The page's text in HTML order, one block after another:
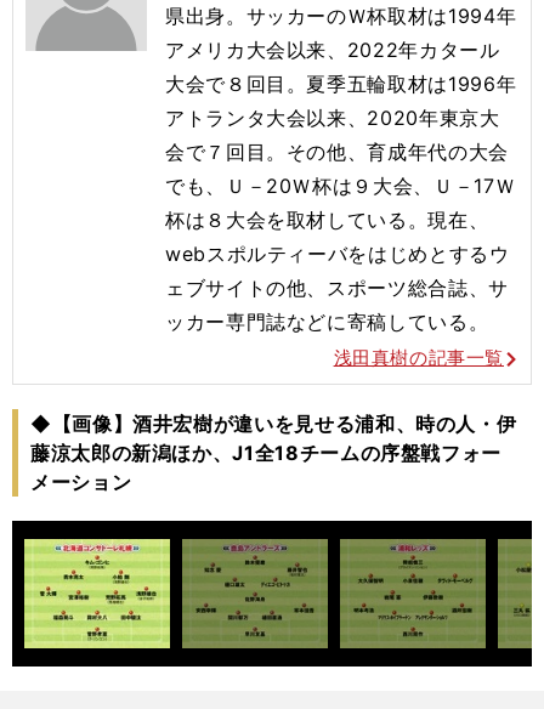
県出身。サッカーのＷ杯取材は1994年
アメリカ大会以来、2022年カタール
大会で８回目。夏季五輪取材は1996年
アトランタ大会以来、2020年東京大
会で７回目。その他、育成年代の大会
でも、Ｕ－20Ｗ杯は９大会、Ｕ－17Ｗ
杯は８大会を取材している。現在、
webスポルティーバをはじめとするウ
ェブサイトの他、スポーツ総合誌、サ
ッカー専門誌などに寄稿している。
浅田真樹の記事一覧
◆【画像】酒井宏樹が違いを見せる浦和、時の人・伊
藤涼太郎の新潟ほか、J1全18チームの序盤戦フォー
メーション